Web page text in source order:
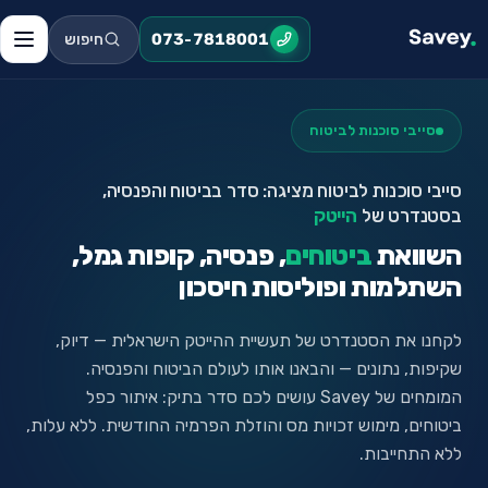
073-7818001 חיפוש
סייבי סוכנות לביטוח
סייבי סוכנות לביטוח מציגה: סדר בביטוח והפנסיה,
בסטנדרט של הייטק
השוואתביטוחים, פנסיה, קופות גמל,
השתלמות ופוליסות חיסכון
לקחנו את הסטנדרט של תעשיית ההייטק הישראלית — דיוק,
שקיפות, נתונים — והבאנו אותו לעולם הביטוח והפנסיה.
המומחים של Savey עושים לכם סדר בתיק: איתור כפל
ביטוחים, מימוש זכויות מס והוזלת הפרמיה החודשית. ללא עלות,
ללא התחייבות.